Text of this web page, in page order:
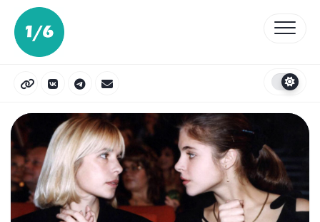
Перейти
содержанию